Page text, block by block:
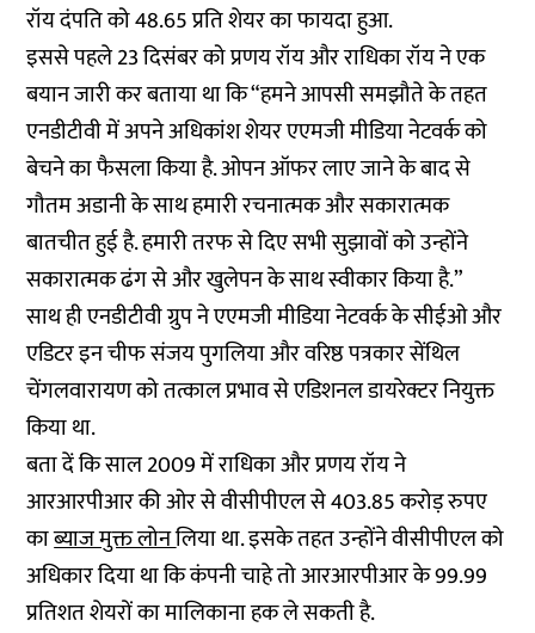
रॉय दंपति को 48.65 प्रति शेयर का फायदा हुआ.
इससे पहले 23 दिसंबर को प्रणय रॉय और राधिका रॉय ने एक
बयान जारी कर बताया था कि “हमने आपसी समझौते के तहत
एनडीटीवी में अपने अधिकांश शेयर एएमजी मीडिया नेटवर्क को
बेचने का फैसला किया है. ओपन ऑफर लाए जाने के बाद से
गौतम अडानी के साथ हमारी रचनात्मक और सकारात्मक
बातचीत हुई है. हमारी तरफ से दिए सभी सुझावों को उन्होंने
सकारात्मक ढंग से और खुलेपन के साथ स्वीकार किया है.”
साथ ही एनडीटीवी ग्रुप ने एएमजी मीडिया नेटवर्क के सीईओ और
एडिटर इन चीफ संजय पुगलिया और वरिष्ठ पत्रकार सेंथिल
चेंगलवारायण को तत्काल प्रभाव से एडिशनल डायरेक्टर नियुक्त
किया था.
बता दें कि साल 2009 में राधिका और प्रणय रॉय ने
आरआरपीआर की ओर से वीसीपीएल से 403.85 करोड़ रुपए
काब्याज मुक्त लोनलिया था. इसके तहत उन्होंने वीसीपीएल को
अधिकार दिया था कि कंपनी चाहे तो आरआरपीआर के 99.99
प्रतिशत शेयरों का मालिकाना हक ले सकती है.